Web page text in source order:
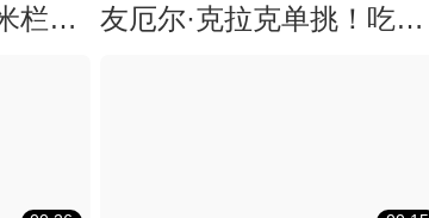
栏拿
友厄尔·克拉克单挑！吃了